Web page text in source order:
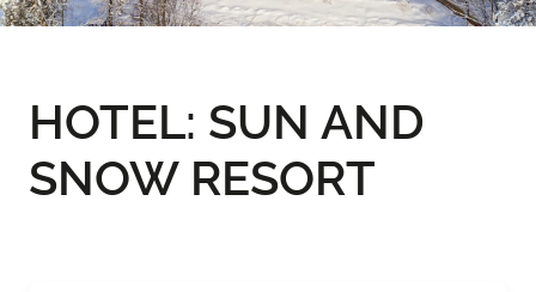
HOTEL: SUN AND
SNOW RESORT